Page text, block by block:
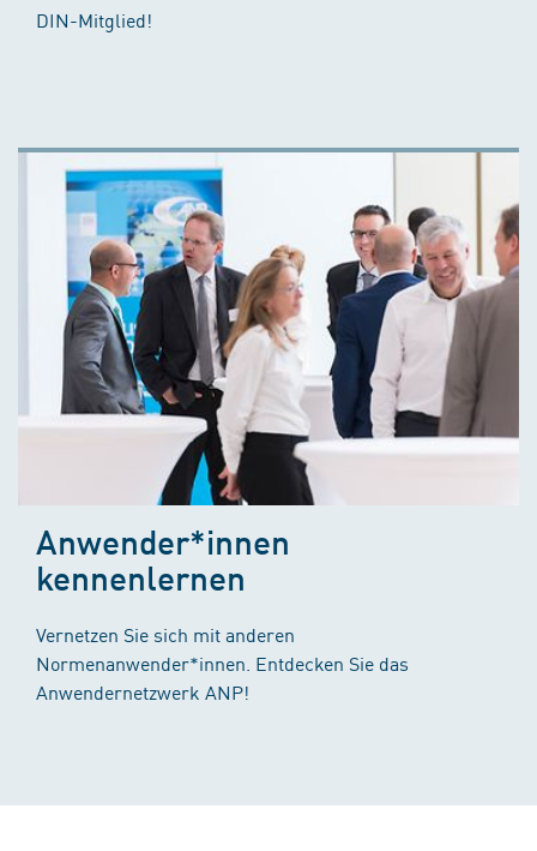
DIN-Mitglied!
Anwender*innen
kennenlernen
Vernetzen Sie sich mit anderen
Normenanwender*innen. Entdecken Sie das
Anwendernetzwerk ANP!